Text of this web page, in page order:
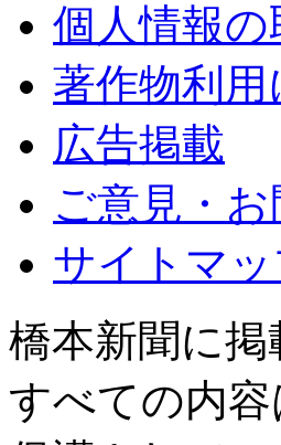
個人情報
著作物利用
広告掲載
ご意見・
サイトマ
橋本新聞に
すべての内